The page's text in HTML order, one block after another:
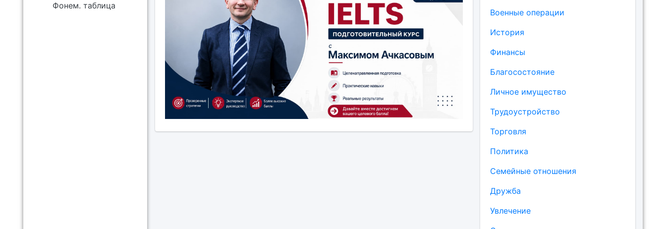
Фонем. таблица
Военные операции
История
Финансы
Благосостояние
Личное имущество
Трудоустройство
Торговля
Политика
Семейные отношения
Дружба
Увлечение